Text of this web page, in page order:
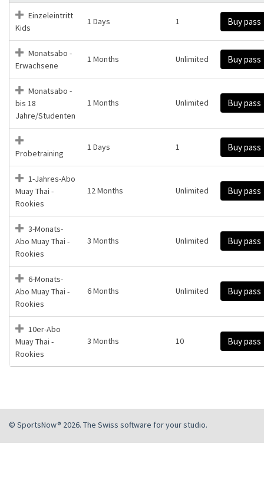
Einzeleintritt
Kids
1 Days 1 Buy pass
Monatsabo -
Erwachsene
1 Months Unlimited Buy pass
Monatsabo -
bis 18
Jahre/Studenten
1 Months Unlimited Buy pass
Probetraining
1 Days 1 Buy pass
1-Jahres-Abo
Muay Thai -
Rookies
12 Months Unlimited Buy pass
3-Monats-
Abo Muay Thai -
Rookies
3 Months Unlimited Buy pass
6-Monats-
Abo Muay Thai -
Rookies
6 Months Unlimited Buy pass
10er-Abo
Muay Thai -
Rookies
3 Months 10 Buy pass
© SportsNow® 2026. The Swiss software for your studio.